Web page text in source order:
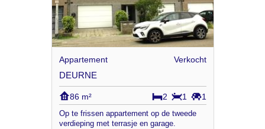
Appartement Verkocht
DEURNE
86 m² 1
1
2
Op te frissen appartement op de tweede
verdieping met terrasje en garage.